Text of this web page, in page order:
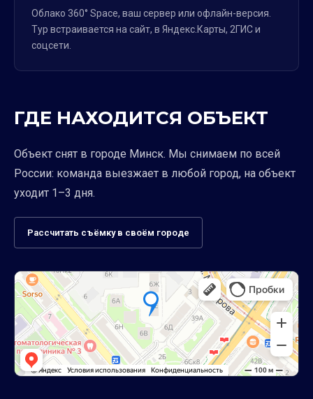
Облако 360° Space, ваш сервер или офлайн-версия.
Тур встраивается на сайт, в Яндекс.Карты, 2ГИС и
соцсети.
ГДЕ НАХОДИТСЯ ОБЪЕКТ
Объект снят в городе Минск. Мы снимаем по всей
России: команда выезжает в любой город, на объект
уходит 1–3 дня.
Рассчитать съёмку в своём городе